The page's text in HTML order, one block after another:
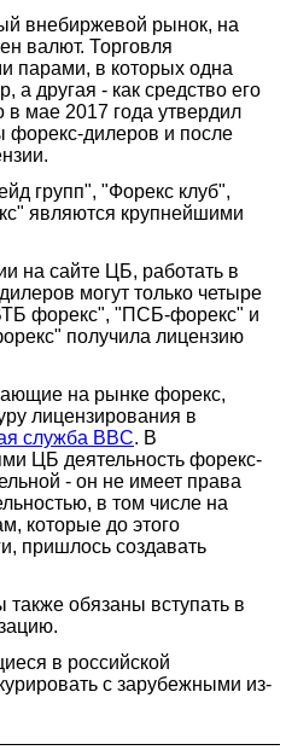
внебиржевой рынок, на
валют. Торговля
парами, в которых одна
а другая - как средство его
в мае 2017 года утвердил
форекс-дилеров и после
групп", "Форекс клуб",
являются крупнейшими
на сайте ЦБ, работать в
могут только четыре
форекс", "ПСБ-форекс" и
получила лицензию
на рынке форекс,
лицензирования в
служба BBC. В
ЦБ деятельность форекс-
- он не имеет права
в том числе на
которые до этого
пришлось создавать
обязаны вступать в
в российской
с зарубежными из-